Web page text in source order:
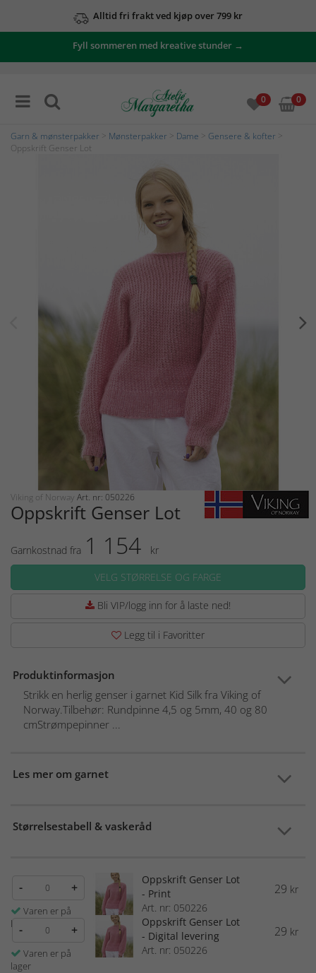
Alltid fri frakt ved kjøp over 799 kr
Fyll sommeren med kreative stunder →
0 0
Garn & mønsterpakker Mønsterpakker Dame Gensere & kofter
Oppskrift Genser Lot
Viking of Norway Art. nr: 050226
Oppskrift Genser Lot
Garnkostnad fra 1 154
kr
VELG STØRRELSE OG FARGE
Bli VIP/logg inn for å laste ned!
Legg til i Favoritter
Produktinformasjon
Strikk en herlig genser i garnet Kid Silk fra Viking of
Norway.Tilbehør: Rundpinne 4,5 og 5mm, 40 og 80
cmStrømpepinner ...
Les mer om garnet
Størrelsestabell & vaskeråd
- +
Varen er på
lager
Oppskrift Genser Lot
- Print
Art. nr: 050226
29 kr
- +
Varen er på
lager
Oppskrift Genser Lot
- Digital levering
Art. nr: 050226
29 kr